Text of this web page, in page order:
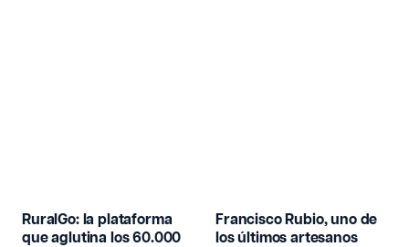
RuralGo: la plataforma
que aglutina los 60.000
Francisco Rubio, uno de
los últimos artesanos